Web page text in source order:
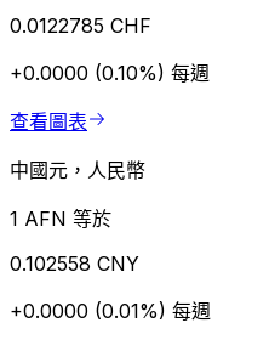
0.0122785 CHF
+0.0000 (0.10%) 每週
查看圖表
中國元，人民幣
1 AFN 等於
0.102558 CNY
+0.0000 (0.01%) 每週